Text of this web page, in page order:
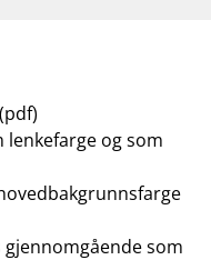
og som
gjennomgående som